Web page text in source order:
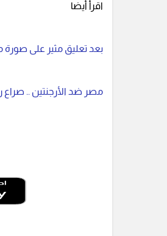
اقرأ أيضا
بعد تعليق مثير على صورة
مصر ضد الأرجنتين ..